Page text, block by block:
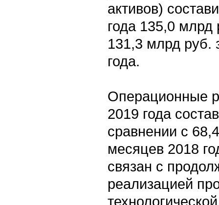
активов)
года 135,0 млрд
131,3 млрд руб.
года.
Операционные
2019 года
сравнении с
месяцев 2018
связан с
реализацией